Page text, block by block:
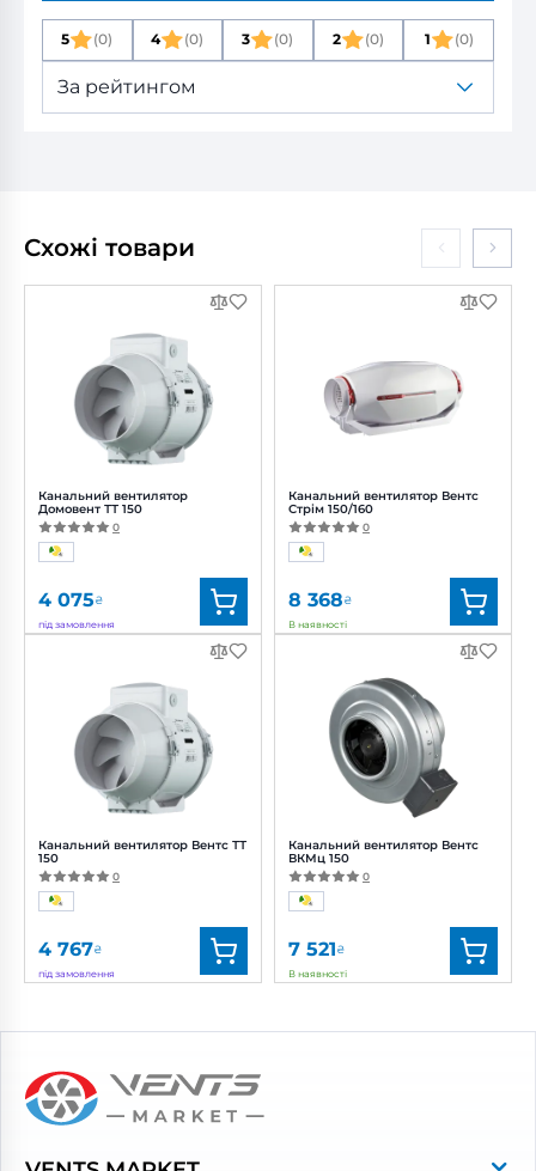
5 (0) 4 (0) 3 (0) 2 (0) 1 (0)
За рейтингом
Схожі товари
Канальний вентилятор
Домовент ТТ 150
0
4 075₴
під замовлення
Домовент
Артикул: 0687957522
Діаметр:
150 мм
Потужність:
47, 60 Вт
Рівень
шуму:
Канальний вентилятор Вентс ТТ
150
0
4 767₴
під замовлення
Артикул: 0687820719
Потужність: 47, 60 Вт
Рівень
Канальний вентилятор Вентс
Стрім 150/160
0
8 368₴
В наявності
Вентс
Артикул:
0688317113
Діаметр:
160/150 мм
Потужність:
Рівень
шуму:
Канальний вентилятор Вентс
ВКМц 150
0
7 521₴
В наявності
Артикул: 0688256613